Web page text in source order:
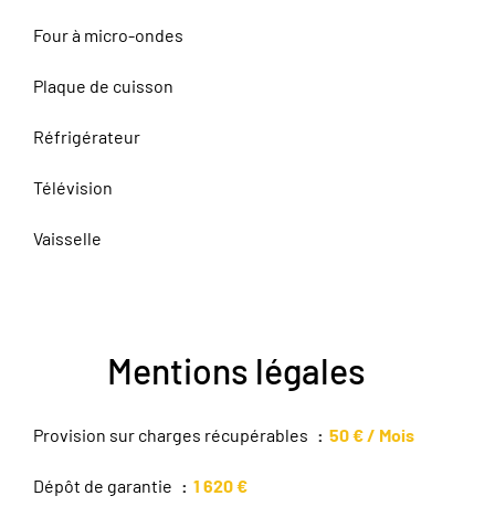
Four à micro-ondes
Plaque de cuisson
Réfrigérateur
Télévision
Vaisselle
Mentions légales
Provision sur charges récupérables 50 € / Mois
Dépôt de garantie 1 620 €